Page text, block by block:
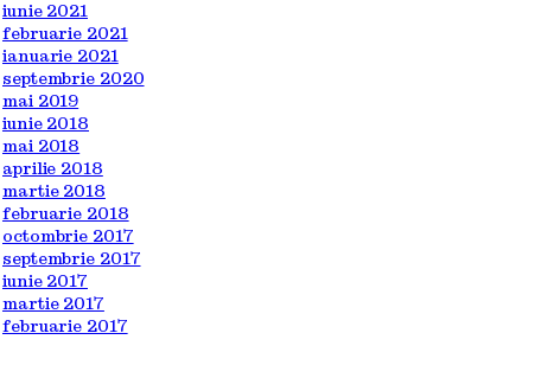
iunie 2021
februarie 2021
ianuarie 2021
septembrie 2020
mai 2019
iunie 2018
mai 2018
aprilie 2018
martie 2018
februarie 2018
octombrie 2017
septembrie 2017
iunie 2017
martie 2017
februarie 2017